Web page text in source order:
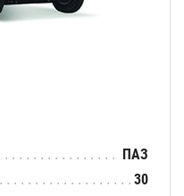
ПАЗ
30